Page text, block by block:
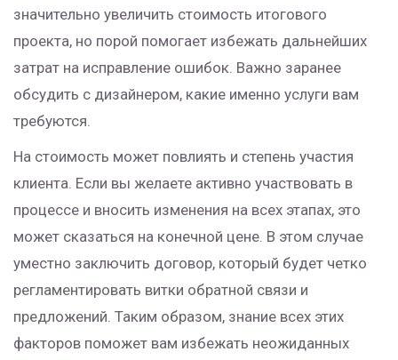
значительно увеличить стоимость итогового
проекта, но порой помогает избежать дальнейших
затрат на исправление ошибок. Важно заранее
обсудить с дизайнером, какие именно услуги вам
требуются.
На стоимость может повлиять и степень участия
клиента. Если вы желаете активно участвовать в
процессе и вносить изменения на всех этапах, это
может сказаться на конечной цене. В этом случае
уместно заключить договор, который будет четко
регламентировать витки обратной связи и
предложений. Таким образом, знание всех этих
факторов поможет вам избежать неожиданных